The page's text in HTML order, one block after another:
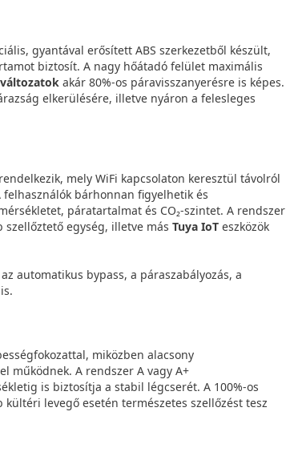
gyantával erősített ABS szerkezetből készült,
biztosít. A nagy hőátadó felület maximális
változatok akár 80%-os páravisszanyerésre is képes.
elkerülésére, illetve nyáron a felesleges
mely WiFi kapcsolaton keresztül távolról
felhasználók bárhonnan figyelhetik és
páratartalmat és CO₂-szintet. A rendszer
szellőztető egység, illetve más Tuya IoT eszközök
automatikus bypass, a páraszabályozás, a
miközben alacsony
működnek. A rendszer A vagy A+
is biztosítja a stabil légcserét. A 100%-os
levegő esetén természetes szellőzést tesz